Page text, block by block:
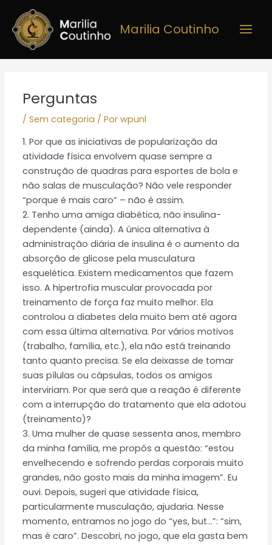
para
conteúdo
Marilia Coutinho
Perguntas
/Sem categoria / Porwpunl
1. Por que as iniciativas de popularização da
atividade física envolvem quase sempre a
construção de quadras para esportes de bola e
não salas de musculação? Não vele responder
“porque é mais caro” – não é assim.
2. Tenho uma amiga diabética, não insulina-
dependente (ainda). A única alternativa à
administração diária de insulina é o aumento da
absorção de glicose pela musculatura
esquelética. Existem medicamentos que fazem
isso. A hipertrofia muscular provocada por
treinamento de força faz muito melhor. Ela
controlou a diabetes dela muito bem até agora
com essa última alternativa. Por vários motivos
(trabalho, família, etc.), ela não está treinando
tanto quanto precisa. Se ela deixasse de tomar
suas pílulas ou cápsulas, todos os amigos
interviriam. Por que será que a reação é diferente
com a interrupção do tratamento que ela adotou
(treinamento)?
3. Uma mulher de quase sessenta anos, membro
da minha família, me propôs a questão: “estou
envelhecendo e sofrendo perdas corporais muito
grandes, não gosto mais da minha imagem”. Eu
ouvi. Depois, sugeri que atividade física,
particularmente musculação, ajudaria. Nesse
momento, entramos no jogo do “yes, but…”: “sim,
mas é caro”. Descobri, no jogo, que ela gasta bem